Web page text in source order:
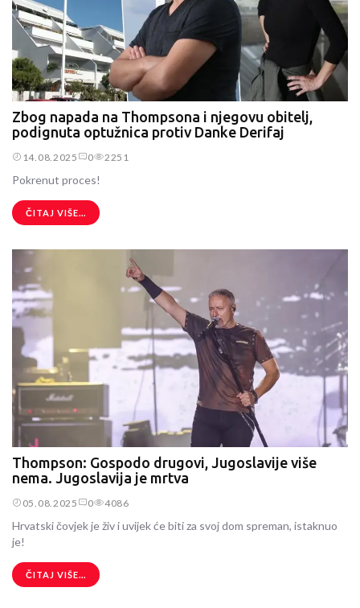
Zbog napada na Thompsona i njegovu obitelj,
podignuta optužnica protiv Danke Derifaj
14.08.2025 0 2251
Pokrenut proces!
ČITAJ VIŠE...
Thompson: Gospodo drugovi, Jugoslavije više
nema. Jugoslavija je mrtva
05.08.2025 0 4086
Hrvatski čovjek je živ i uvijek će biti za svoj dom spreman, istaknuo
je!
ČITAJ VIŠE...